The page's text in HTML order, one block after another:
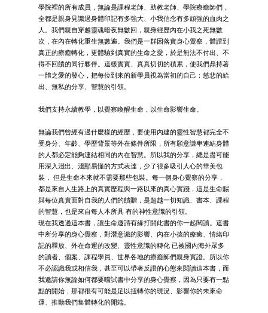
學院裡的所有成員，無論是課程老師、助教老師、學院療癒師們，
全都是親身見識過身體印記有多強大、小我信念有多頑強的血肉之
人。我們親自穿越靈魂暗夜無數回，親身經歷內在小我之死無數
次，在內在轉化重生無數遍。我們是一群因落實身心覺察，體證到
真正的療癒轉化，更體驗到真實的生命之愛，於是無法不付出、不
得不回饋的同行夥伴。這樣實實、真真切切的積累，使我們鼎持著
一體之愛的發心，把每位到來的新學員視為當初的自己：慈悲的給
出、無私的分享、智慧的引領。
我們支持永續教學，以覺察喚醒生命，以生命影響生命。
無論我們曾經有過什麼樣的經歷，要使用內建的靈性智慧都完全不
受身分、年齡、學歷背景等外在條件所限，所有願意謙卑連結身體
的人都必定能夠連結相同的內在智慧。所以我的分享，總是盡可能
用深入淺出、淺顯易懂的方式表達，少了很多吸引人心的華美包
裝， 但是生命本來就不需要那些包裝。每一個身心覺察的分享，
都是來自人生路上的真實歷程與一路以來的真心實踐，這是生命賜
與每位真實面對自我的人們的饋贈，是超越一切知識、書本、課程
的智慧，也是來自每人本所具 有的神性意識的引領。
現在我透過這本書，讓生命邀請有緣打開此書的你一起閱讀。這書
中所分享的身心覺察，對潛意識的影響、內在小孩的療癒、情緒印
記的釋放、外在命運的改變、靈性意識的轉化 已被國內海外眾多
的讀者、個案、課程學員、世界各地的療癒師們親身實證。所以你
不必認識我或相信我，甚至可以帶著反證的心態來閱讀這本書，而
我邀請你無論如何都要嚐試書中分享的身心覺察，因為只要有一點
點的開始，那都很有可能是足以扭轉你的現況、影響你的未來命
運、推動我們集體轉化的開端。